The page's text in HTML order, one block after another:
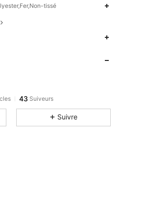
tissé
43 Suiveurs
Suivre